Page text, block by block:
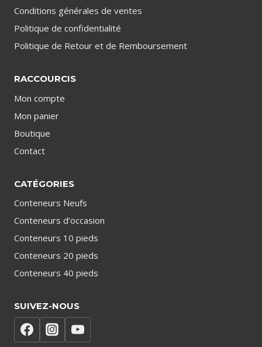
Conditions générales de ventes
Politique de confidentialité
Politique de Retour et de Remboursement
RACCOURCIS
Mon compte
Mon panier
Boutique
Contact
CATÉGORIES
Conteneurs Neufs
Conteneurs d’occasion
Conteneurs 10 pieds
Conteneurs 20 pieds
Conteneurs 40 pieds
SUIVEZ-NOUS